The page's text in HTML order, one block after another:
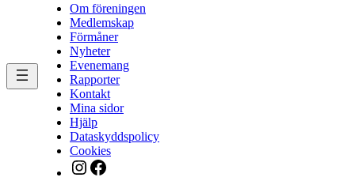
Om föreningen
Medlemskap
Förmåner
Nyheter
Evenemang
Rapporter
Kontakt
Mina sidor
Hjälp
Dataskyddspolicy
Cookies
Instagram
Facebook